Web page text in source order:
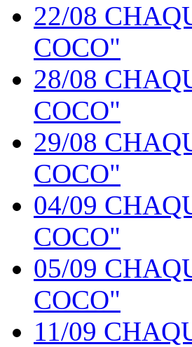
22/08
COCO"
28/08
COCO"
29/08
COCO"
04/09
COCO"
05/09
COCO"
11/09